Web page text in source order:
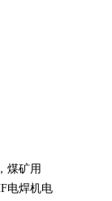
煤矿用
电焊机电